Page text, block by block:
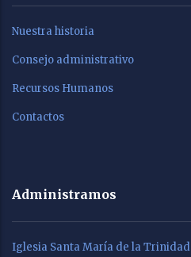
Nuestra historia
Consejo administrativo
Recursos Humanos
Contactos
Administramos
Iglesia Santa María de la Trinidad